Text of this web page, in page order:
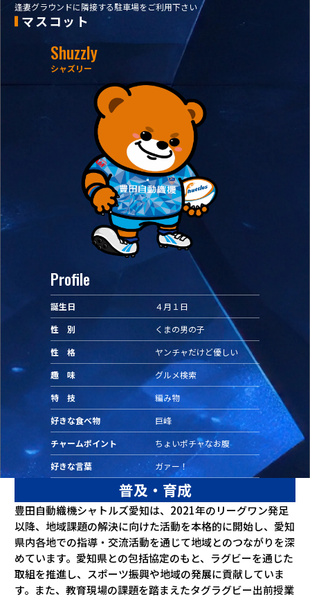
逢妻グラウンドに隣接する駐車場をご利用下さい
マスコット
Shuzzly
シャズリー
Profile
誕生日
４月１日
性 別
くまの男の子
性 格
ヤンチャだけど優しい
趣 味
グルメ検索
特 技
編み物
好きな食べ物
巨峰
チャームポイント
ちょいポチャなお腹
好きな言葉
ガァー！
普及・育成
豊田自動織機シャトルズ愛知は、2021年のリーグワン発足
以降、地域課題の解決に向けた活動を本格的に開始し、愛知
県内各地での指導・交流活動を通じて地域とのつながりを深
めています。愛知県との包括協定のもと、ラグビーを通じた
取組を推進し、スポーツ振興や地域の発展に貢献していま
す。また、教育現場の課題を踏まえたタグラグビー出前授業